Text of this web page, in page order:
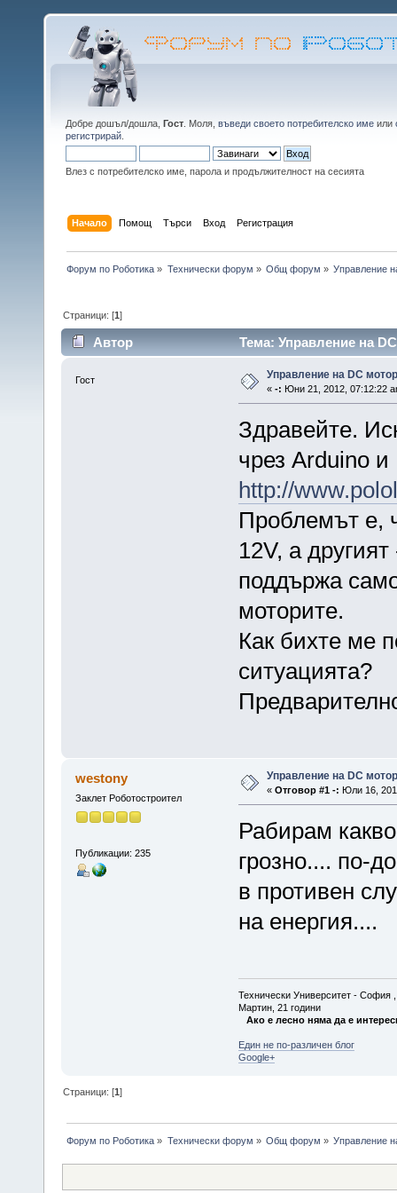
Добре дошъл/дошла, Гост . Моля, въведи своето потребителско име или
регистрирай
Влез с потребителско име, парола и продължителност на сесията
Начало Помощ Търси Вход Регистрация
Форум по Роботика » Технически форум » Общ форум » Управление
Страници: [1]
Автор Тема: Управление на
Гост Управление на DC
« -: Юни 21, 2012, 07:12:22
Здравейте.
чрез Arduino
http://
Проблемът е,
12V, а
поддържа
моторите.
Как бихте ме
ситуацията?
westony
Заклет Роботостроител
Публикации: 235
Управление на DC
« Отговор #1 -: Юли 16,
Рабирам
грозно.... по-
в противен
на енергия....
Технически Университет - София
Мартин, 21 години
Ако е лесно няма да е
Един не по-различен блог
Google+
Страници: [1]
Форум по Роботика » Технически форум » Общ форум » Управление